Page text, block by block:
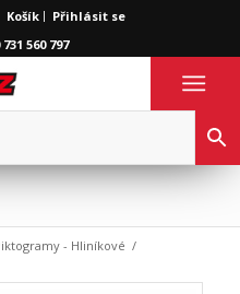
Košík
Přihlásit se
560 797
- Hliníkové /